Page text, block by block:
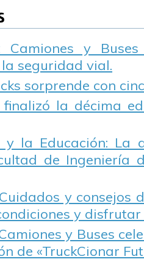
Camiones y
seguridad vial.
sorprende con
la décima
y la Educación: La
de Ingeniería
y consejos
y disfrutar
y Buses
de «TruckCionar